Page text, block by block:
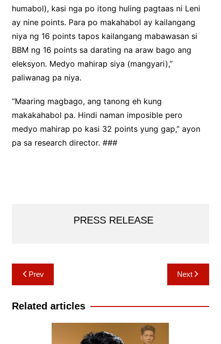
humabol), kasi nga po itong huling pagtaas ni Leni
ay nine points. Para po makahabol ay kailangang
niya ng 16 points tapos kailangang mabawasan si
BBM ng 16 points sa darating na araw bago ang
eleksyon. Medyo mahirap siya (mangyari),”
paliwanag pa niya.
“Maaring magbago, ang tanong eh kung
makakahabol pa. Hindi naman imposible pero
medyo mahirap po kasi 32 points yung gap,” ayon
pa sa research director. ###
PRESS RELEASE
Post
navigation
Prev Next
Related articles